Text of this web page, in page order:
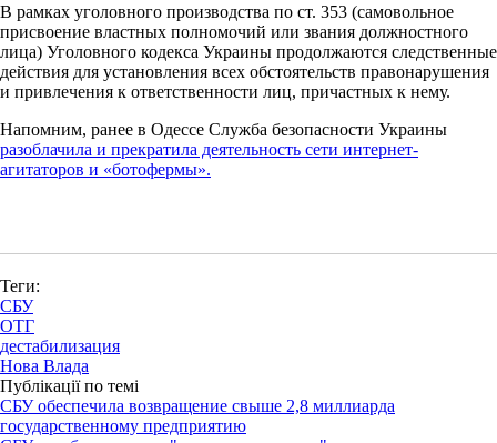
В рамках уголовного производства по ст. 353 (самовольное
присвоение властных полномочий или звания должностного
лица) Уголовного кодекса Украины продолжаются следственные
действия для установления всех обстоятельств правонарушения
и привлечения к ответственности лиц, причастных к нему.
Напомним, ранее в Одессе Служба безопасности Украины
разоблачила и прекратила деятельность сети интернет-
агитаторов и «ботофермы».
Теги:
СБУ
ОТГ
дестабилизация
Нова Влада
Публікації по темі
СБУ обеспечила возвращение свыше 2,8 миллиарда
государственному предприятию